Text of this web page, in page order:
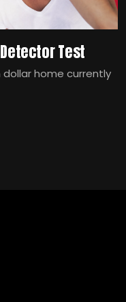
Test
home currently